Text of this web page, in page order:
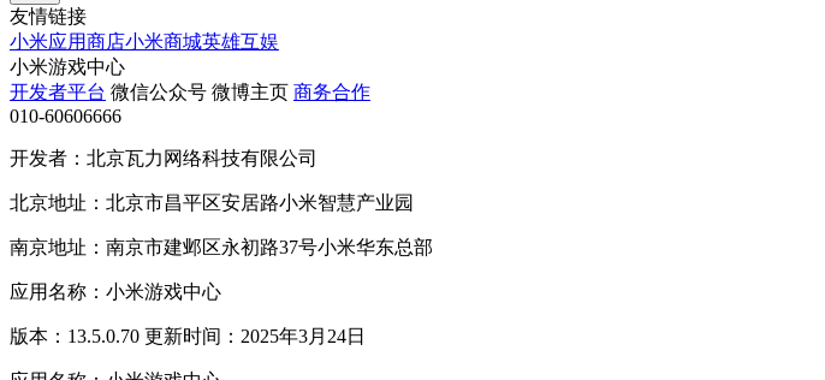
友情链接
小米应用商店小米商城英雄互娱
小米游戏中心
开发者平台 微信公众号 微博主页 商务合作
010-60606666
开发者：北京瓦力网络科技有限公司
北京地址：北京市昌平区安居路小米智慧产业园
南京地址：南京市建邺区永初路37号小米华东总部
应用名称：小米游戏中心
版本：13.5.0.70 更新时间：2025年3月24日